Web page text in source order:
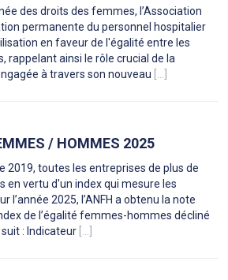
des droits des femmes, l’Association
permanente du personnel hospitalier
en faveur de l'égalité entre les
rappelant ainsi le rôle crucial de la
à travers son nouveau [...]
/ HOMMES 2025
2019, toutes les entreprises de plus de
en vertu d'un index qui mesure les
l’année 2025, l’ANFH a obtenu la note
de l’égalité femmes-hommes décliné
: Indicateur [...]